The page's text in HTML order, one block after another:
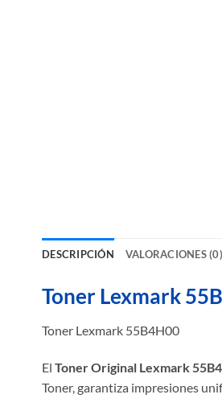
DESCRIPCIÓN VALORACIONES (0)
Toner Lexmark
Toner Lexmark 55B4H00
El Toner Original Lexmark
Toner, garantiza impresiones